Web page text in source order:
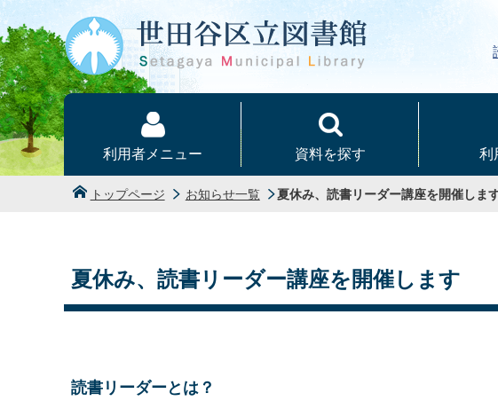
本文へ
利用者メニュー 資料を探す 利
トップページ お知らせ一覧 夏休み、読書リーダー講座を開催しま
夏休み、読書リーダー講座を開催します
読書リーダーとは？